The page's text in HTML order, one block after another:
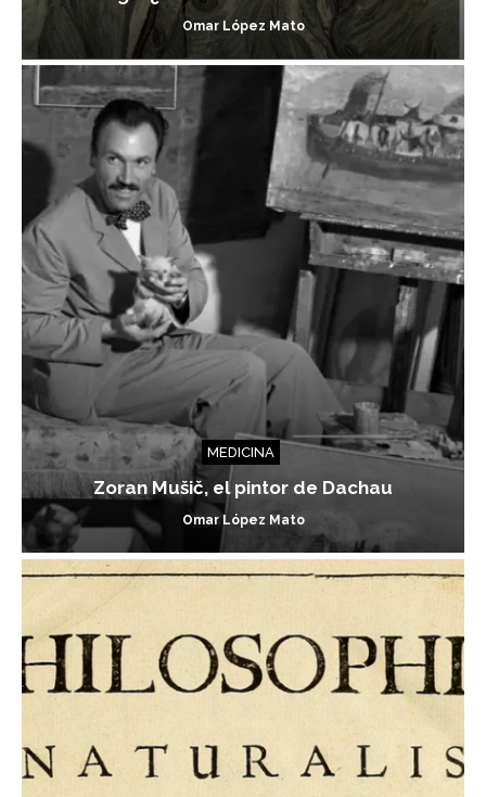
Omar López Mato
MEDICINA
Zoran Mušič, el pintor de Dachau
Omar López Mato